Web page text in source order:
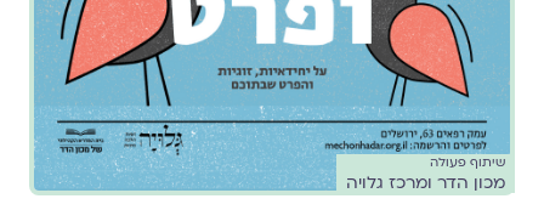
שיתוף פעולה
מכון הדר ומרכז גלויה